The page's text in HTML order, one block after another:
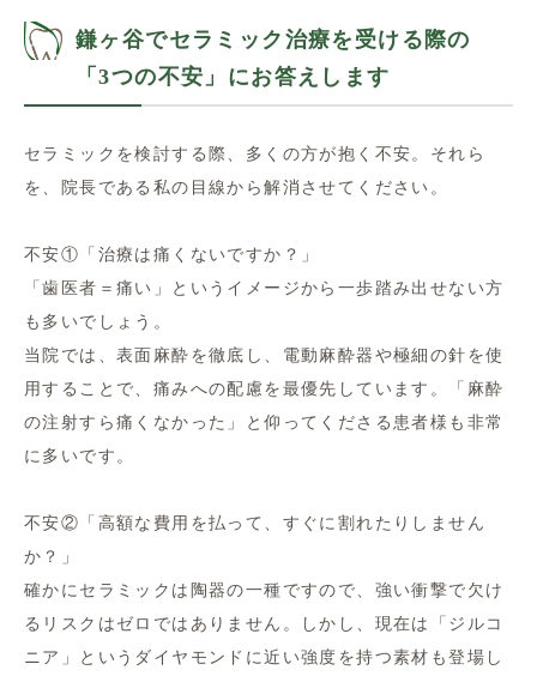
鎌ヶ谷でセラミック治療を受ける際の
「3つの不安」にお答えします
セラミックを検討する際、多くの方が抱く不安。それら
を、院長である私の目線から解消させてください。
不安①「治療は痛くないですか？」
「歯医者＝痛い」というイメージから一歩踏み出せない方
も多いでしょう。
当院では、表面麻酔を徹底し、電動麻酔器や極細の針を使
用することで、痛みへの配慮を最優先しています。「麻酔
の注射すら痛くなかった」と仰ってくださる患者様も非常
に多いです。
不安②「高額な費用を払って、すぐに割れたりしません
か？」
確かにセラミックは陶器の一種ですので、強い衝撃で欠け
るリスクはゼロではありません。しかし、現在は「ジルコ
ニア」というダイヤモンドに近い強度を持つ素材も登場し